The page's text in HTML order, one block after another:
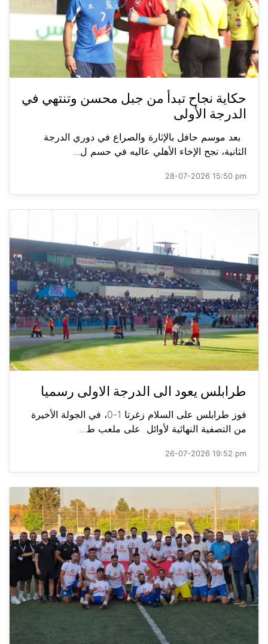
حكاية نجاح تبدأ من جبل محسن وتنتهي في
الدرجة الأولى
بعد موسم حافل بالإثارة والصراع في دوري الدرجة
الثانية، نجح الإخاء الأهلي عاليه في حسم ل...
28-07-2026 15:50 pm
طرابلس يعود الى الدرجة الاولى رسميا
فوز طرابلس على السلام زغرتا 1-0، في الجولة الأخيرة
من التصفية النهائية لأوائل على ملعب ط...
26-07-2026 19:52 pm